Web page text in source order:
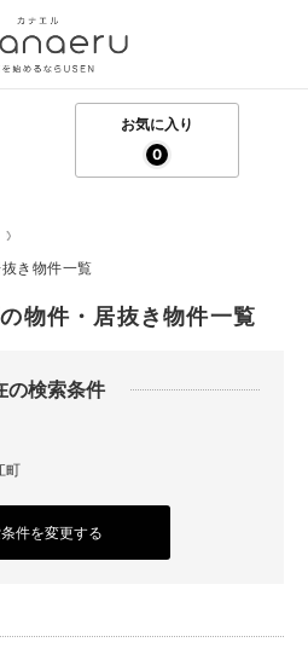
お気に入り
0
き物件一覧
物件・居抜き物件一覧
の検索条件
町
件を変更する